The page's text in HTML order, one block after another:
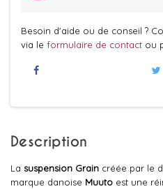
Besoin d'aide ou de conseil ?
via le formulaire de contact ou
Description
La suspension Grain créée par le
marque danoise Muuto est une